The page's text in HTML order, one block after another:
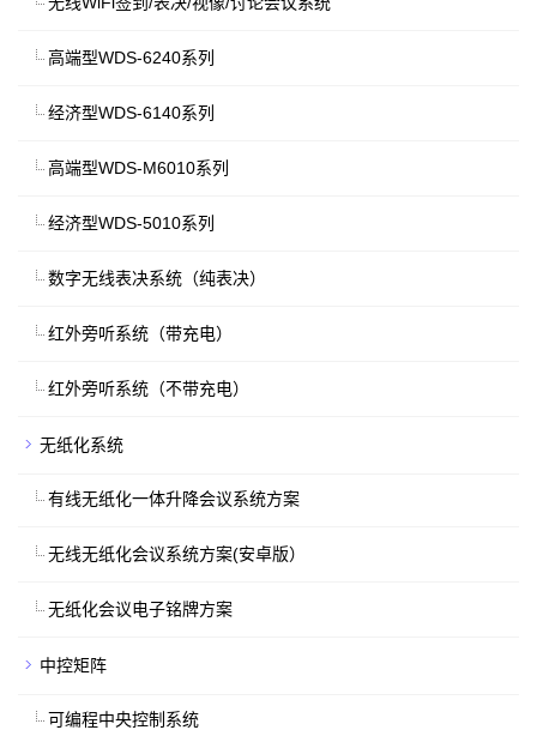
高端型WDS-6240系列
经济型WDS-6140系列
高端型WDS-M6010系列
经济型WDS-5010系列
数字无线表决系统（纯表决）
红外旁听系统（带充电）
红外旁听系统（不带充电）
无纸化系统
有线无纸化一体升降会议系统方案
无线无纸化会议系统方案(安卓版）
无纸化会议电子铭牌方案
中控矩阵
可编程中央控制系统